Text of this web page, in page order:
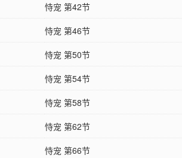
恃宠 第42节
恃宠 第46节
恃宠 第50节
恃宠 第54节
恃宠 第58节
恃宠 第62节
恃宠 第66节